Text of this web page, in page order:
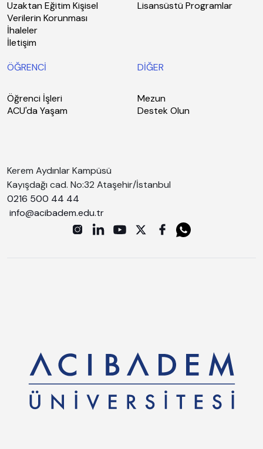
Uzaktan Eğitim Kişisel
Verilerin Korunması
İhaleler
İletişim
Lisansüstü Programlar
ÖĞRENCİ
Öğrenci İşleri
ACU'da Yaşam
DİĞER
Mezun
Destek Olun
Kerem Aydınlar Kampüsü
Kayışdağı cad. No:32 Ataşehir/İstanbul
0216 500 44 44
info@acibadem.edu.tr